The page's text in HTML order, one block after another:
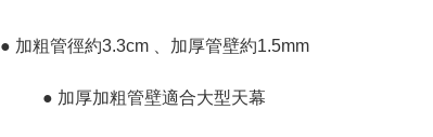
● 加粗管徑約3.3cm 、加厚管壁約1.5mm
● 加厚加粗管壁適合大型天幕